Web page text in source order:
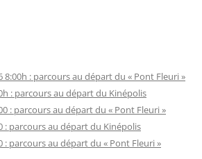
8:00h : parcours au départ du « Pont Fleuri »
: parcours au départ du Kinépolis
: parcours au départ du « Pont Fleuri »
: parcours au départ du Kinépolis
: parcours au départ du « Pont Fleuri »